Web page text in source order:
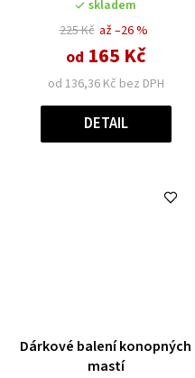
skladem
225 Kč
od 136,36 Kč bez DPH
od 165 Kč
až –26 %
DETAIL
Dárkové balení konopných
mastí